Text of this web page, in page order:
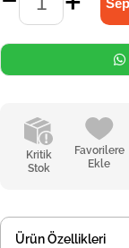
Kritik
Stok
Favorilere
Ekle
Ürün Özellikleri